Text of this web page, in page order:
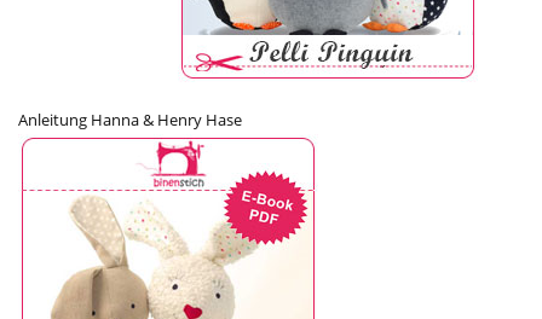
Anleitung Hanna & Henry Hase